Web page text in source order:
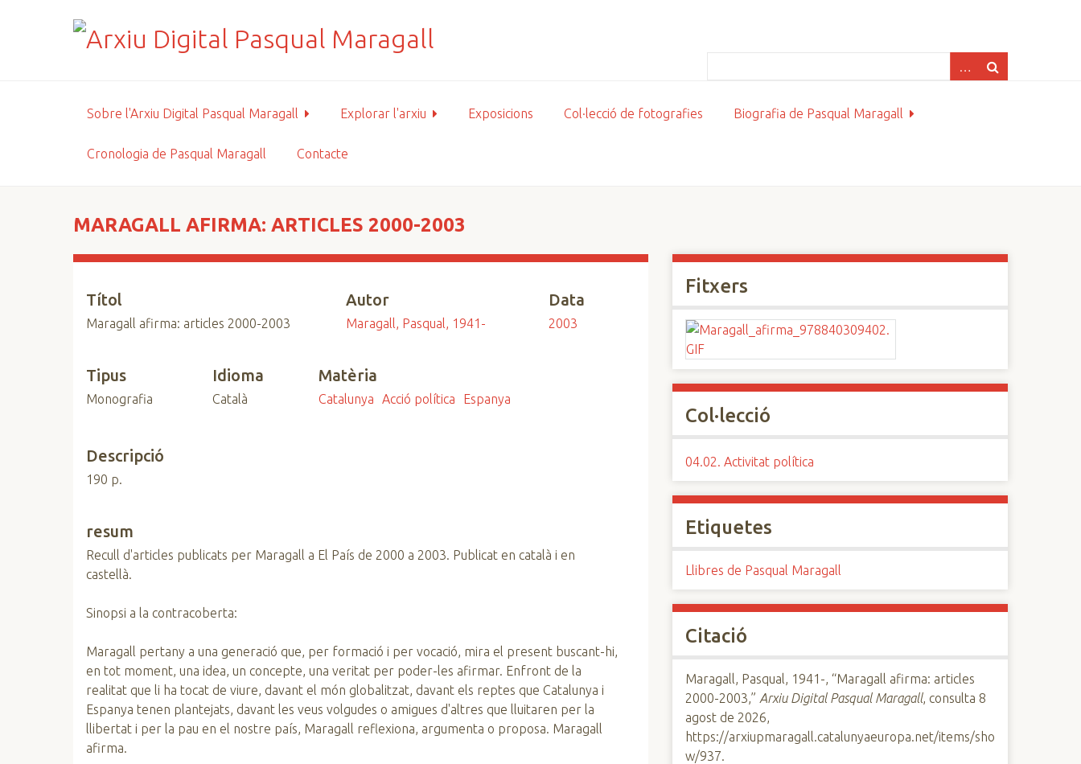
Sobre l'Arxiu Digital Pasqual Maragall Explorar l'arxiu Exposicions Col·lecció de fotografies Biografia de Pasqual Maragall
Cronologia de Pasqual Maragall Contacte
MARAGALL AFIRMA: ARTICLES 2000-2003
Títol
Maragall afirma: articles 2000-2003
Autor
Maragall, Pasqual, 1941-
Data
2003
Tipus
Monografia
Idioma
Català
Matèria
Catalunya Acció política Espanya
Descripció
190 p.
resum
Recull d'articles publicats per Maragall a El País de 2000 a 2003. Publicat en català i en
castellà.
Sinopsi a la contracoberta:
Maragall pertany a una generació que, per formació i per vocació, mira el present buscant-hi,
en tot moment, una idea, un concepte, una veritat per poder-les afirmar. Enfront de la
realitat que li ha tocat de viure, davant el món globalitzat, davant els reptes que Catalunya i
Espanya tenen plantejats, davant les veus volgudes o amigues d'altres que lluitaren per la
llibertat i per la pau en el nostre país, Maragall reflexiona, argumenta o proposa. Maragall
afirma.
Fitxers
Col·lecció
04.02. Activitat política
Etiquetes
Llibres de Pasqual Maragall
Citació
Maragall, Pasqual, 1941-, “Maragall afirma: articles
2000-2003,” Arxiu Digital Pasqual Maragall, consulta 8
agost de 2026,
https://arxiupmaragall.catalunyaeuropa.net/items/sho
w/937.